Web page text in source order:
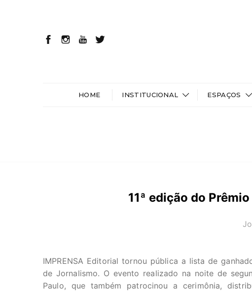
HOME INSTITUCIONAL ESPAÇOS
11ª edição do
IMPRENSA Editorial tornou pública a lista de
de Jornalismo. O evento realizado na noite de
Paulo, que também patrocinou a cerimônia,